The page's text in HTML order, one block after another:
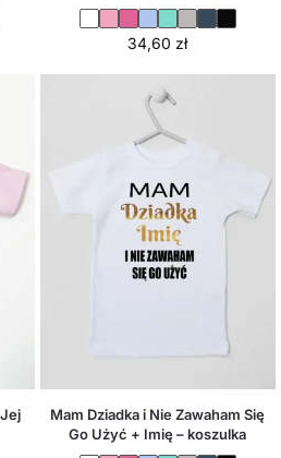
34,60zł
Mam Dziadka i Nie Zawaham Się
Go Użyć + Imię – koszulka